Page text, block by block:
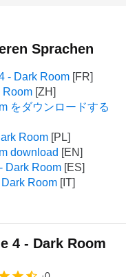
Sprachen
- Dark Room
Room
をダウンロードする
Room
download
Dark Room
Room
4 - Dark Room